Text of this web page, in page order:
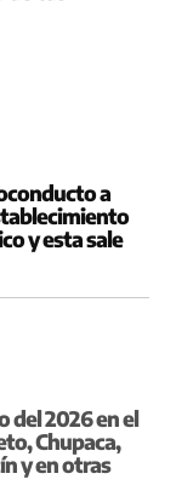
a
y esta sale
del 2026 en el
Chupaca,
y en otras